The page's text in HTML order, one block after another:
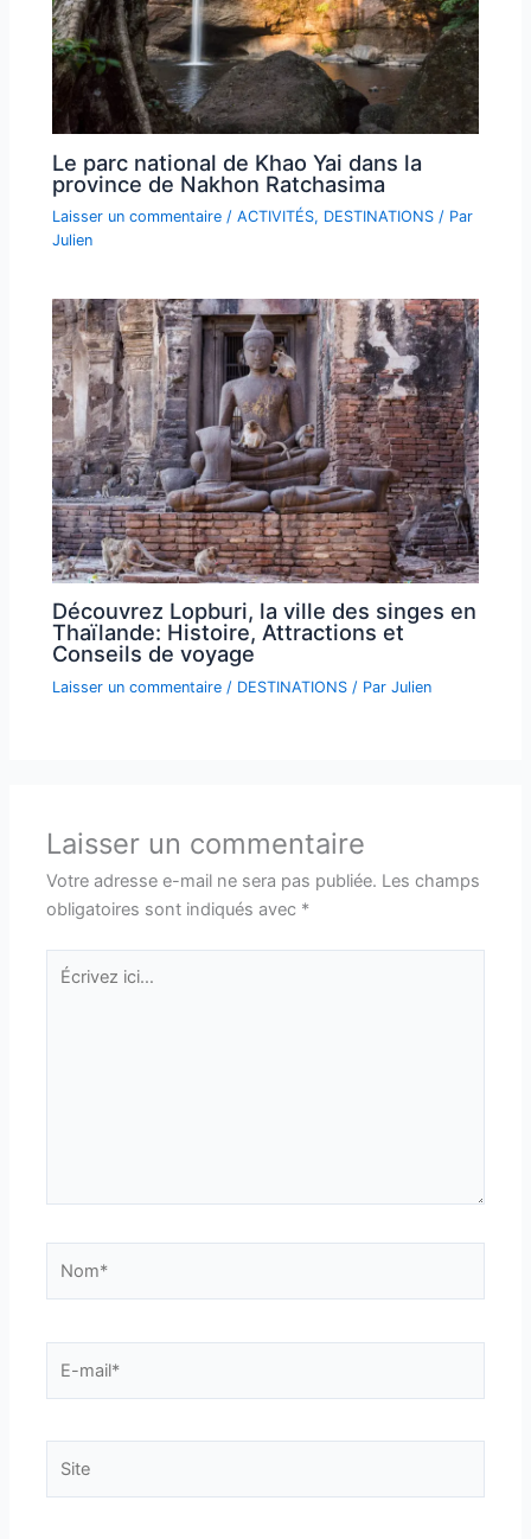
Le parc national de Khao Yai dans la
province de Nakhon Ratchasima
Laisser un commentaire /ACTIVITÉS, DESTINATIONS / Par
Julien
Découvrez Lopburi, la ville des singes en
Thaïlande: Histoire, Attractions et
Conseils de voyage
Laisser un commentaire / DESTINATIONS / ParJulien
Laisser un commentaire
Votre adresse e-mail ne sera pas publiée. Les champs
obligatoires sont indiqués avec *
Écrivez
mail*